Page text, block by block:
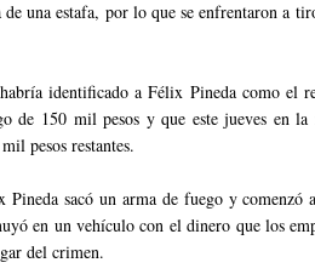
una estafa, por lo que se enfrentaron a
identificado a Félix Pineda como el
de 150 mil pesos y que este jueves en la
pesos restantes.
sacó un arma de fuego y comenzó
en un vehículo con el dinero que los
del crimen.